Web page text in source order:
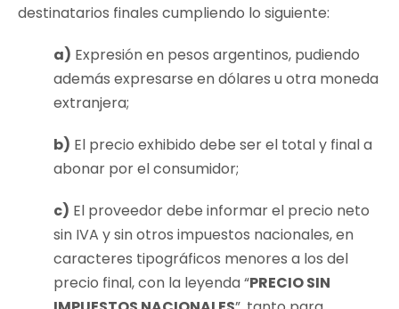
destinatarios finales cumpliendo lo siguiente:
a) Expresión en pesos argentinos, pudiendo
además expresarse en dólares u otra moneda
extranjera;
b) El precio exhibido debe ser el total y final a
abonar por el consumidor;
c) El proveedor debe informar el precio neto
sin IVA y sin otros impuestos nacionales, en
caracteres tipográficos menores a los del
precio final, con la leyenda “PRECIO SIN